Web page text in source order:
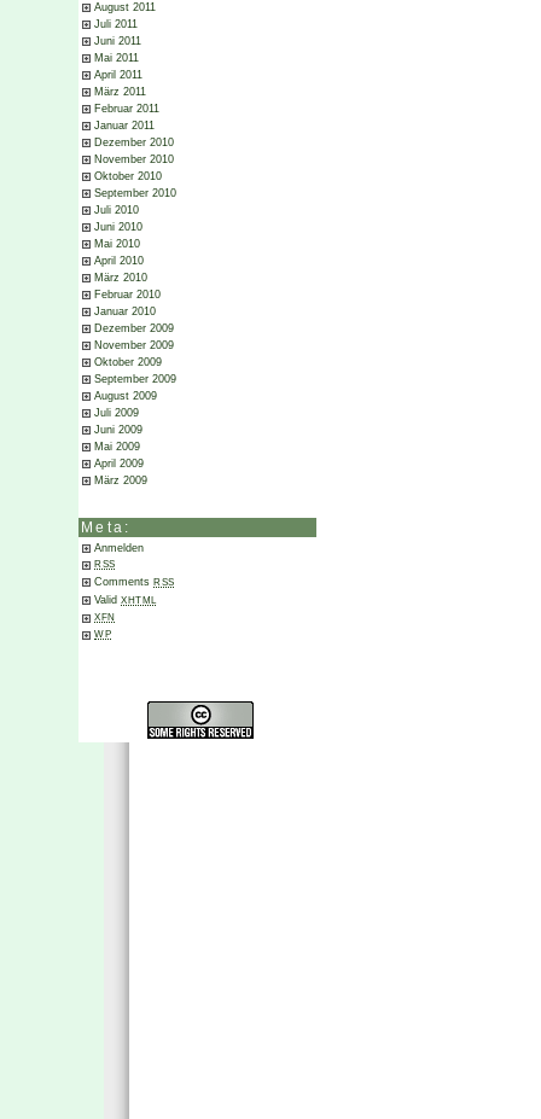
August 2011
Juli 2011
Juni 2011
Mai 2011
April 2011
März 2011
Februar 2011
Januar 2011
Dezember 2010
November 2010
Oktober 2010
September 2010
Juli 2010
Juni 2010
Mai 2010
April 2010
März 2010
Februar 2010
Januar 2010
Dezember 2009
November 2009
Oktober 2009
September 2009
August 2009
Juli 2009
Juni 2009
Mai 2009
April 2009
März 2009
Meta:
Anmelden
RSS
Comments RSS
Valid XHTML
XFN
WP